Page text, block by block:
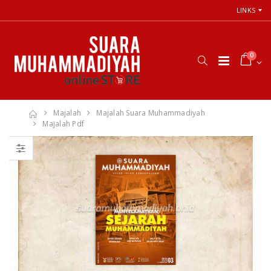
LINKS
0
Majalah
Majalah Suara Muhammadiyah
Majalah Pdf
Cara Shalat
Menurut
Himpunan
Putusan Tarjih
Muhammadiyah
Himpunan
66 Jalan Menuju
Cinta Ilahi
Menemukan
Tuhan dalam
Luka, Cinta, dan
Kehidupan
Sehari-hari